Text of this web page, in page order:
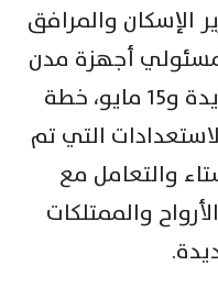
الإسكان والمرافق
مسئولي أجهزة مدن
أسيوط الجديدة وطيبة الجديدة و15 مايو، خطة
التي تم
والتعامل مع
والممتلكات